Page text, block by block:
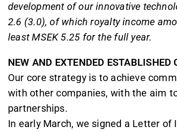
development of our innovative
2.6 (3.0), of which royalty income
least MSEK 5.25 for the full year.
NEW AND EXTENDED ESTABLISHED
Our core strategy is to achieve
with other companies, with the aim
partnerships.
In early March, we signed a Letter